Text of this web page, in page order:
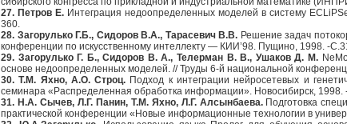
27. Петров Е. Интеграция недоопределенных моделей в систему
360.
28. Загорулько Г.Б., Сидоров В.А., Тарасевич В.В. Решение задач
конференции по искусственному интеллекту — КИИ’98. Пущино, 1998. -
29. Загорулько Г. Б., Сидоров В. А., Телерман В. В., Ушаков Д. М.
основе недоопределенных моделей. // Труды 6-й национальной
30. Т.М. Яхно, А.О. Строц. Подход к интеграции нейросетевых и
семинара «Распределенная обработка информации». Новосибирск, 1998.
31. Н.А. Сычев, Л.Г. Панин, Т.М. Яхно, Л.Г. Алсынбаева.Подготовка
практической конференции «Новые информационные технологии в